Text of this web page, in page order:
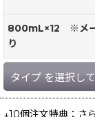
800mL×12 ※メー
り
タイプ を選択し
↓10個注文特典：さ